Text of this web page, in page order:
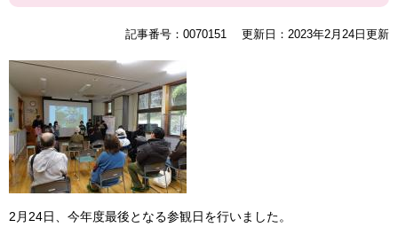
記事番号：0070151 更新日：2023年2月24日更新
2月24日、今年度最後となる参観日を行いました。